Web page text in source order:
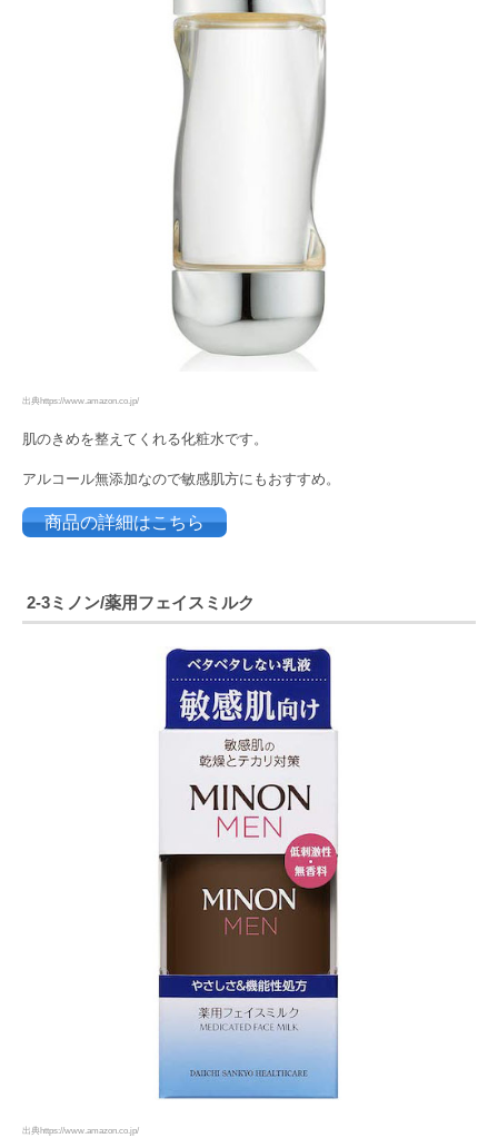
出典https://www.amazon.co.jp/
肌のきめを整えてくれる化粧水です。
アルコール無添加なので敏感肌方にもおすすめ。
商品の詳細はこちら
2-3ミノン/薬用フェイスミルク
出典https://www.amazon.co.jp/